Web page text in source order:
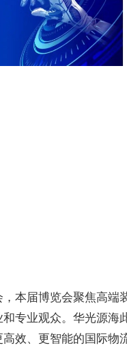
本届博览会聚焦高端
专业观众。 华光源海
效、更智能的国际物